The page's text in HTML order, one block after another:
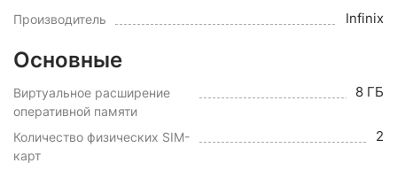
Производитель Infinix
Основные
Виртуальное расширение
оперативной памяти
8 ГБ
Количество физических SIM-
карт
2